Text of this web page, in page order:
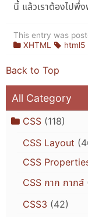
นี้ แล้วเราต้องไปพึ่ง
This entry was
XHTML
html5
Back to Top
All Category
CSS(118)
CSS Layout
CSS
CSS กาก กากส์
CSS3 (42)